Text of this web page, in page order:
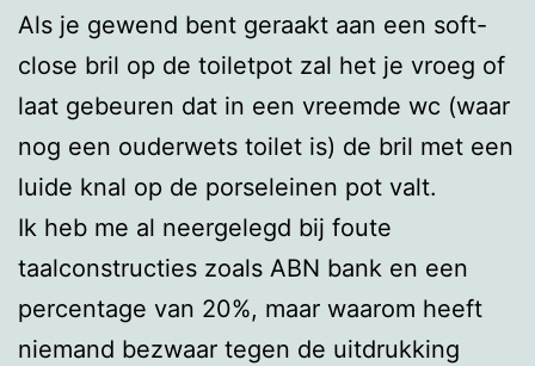
Als je gewend bent geraakt aan een soft-
close bril op de toiletpot zal het je vroeg of
laat gebeuren dat in een vreemde wc (waar
nog een ouderwets toilet is) de bril met een
luide knal op de porseleinen pot valt.
Ik heb me al neergelegd bij foute
taalconstructies zoals ABN bank en een
percentage van 20%, maar waarom heeft
niemand bezwaar tegen de uitdrukking